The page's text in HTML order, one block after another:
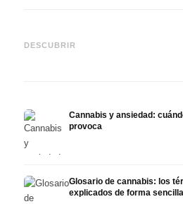
DESCUBRIR
Epidiolex y el estado actual
Cannabis y ansiedad:
provoca
Glosario de cannabis: los
explicados de forma sencilla